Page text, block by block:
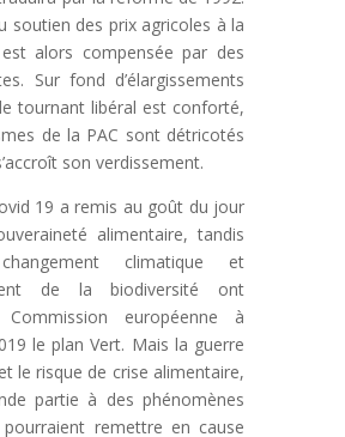
soutien des prix agricoles à la
alors compensée par des
Sur fond d’élargissements
tournant libéral est conforté,
de la PAC sont détricotés
son verdissement.
19 a remis au goût du jour
alimentaire, tandis
climatique et
de la biodiversité ont
européenne à
le plan Vert. Mais la guerre
le risque de crise alimentaire,
partie à des phénomènes
pourraient remettre en cause